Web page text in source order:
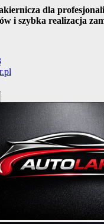
dla
i szybka realizacja